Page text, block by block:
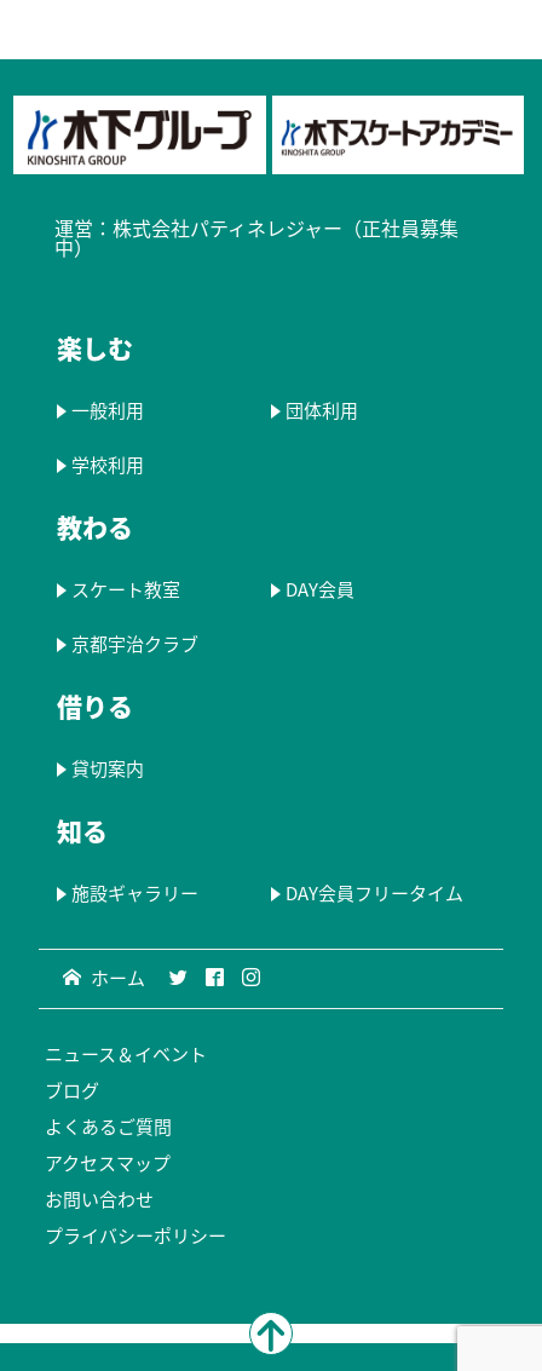
運営： 株式会社パティネレジャー（正社員募集
中）​
楽しむ
一般利用 団体利用
学校利用
教わる
スケート教室 DAY会員
京都宇治クラブ
借りる
貸切案内
知る
施設ギャラリー DAY会員フリータイム
ホーム
ニュース＆イベント
ブログ
よくあるご質問
アクセスマップ
お問い合わせ
プライバシーポリシー